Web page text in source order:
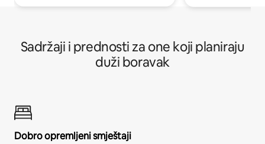
Sadržaji i prednosti za one koji planiraju
duži boravak
Dobro opremljeni smještaji